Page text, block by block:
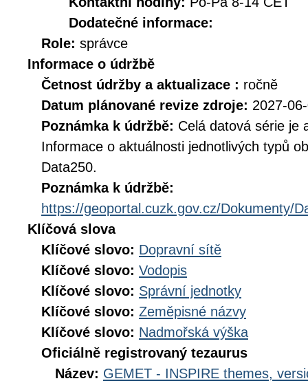
Dodatečné informace:
Role: správce
Informace o údržbě
Četnost údržby a aktualizace : ročně
Datum plánované revize zdroje: 2027-
Poznámka k údržbě: Celá datová série je
Informace o aktuálnosti jednotlivých typů
Data250.
Poznámka k údržbě:
https://geoportal.cuzk.gov.cz/Dokumenty/
Klíčová slova
Klíčové slovo: Dopravní sítě
Klíčové slovo: Vodopis
Klíčové slovo: Správní jednotky
Klíčové slovo: Zeměpisné názvy
Klíčové slovo: Nadmořská výška
Oficiálně registrovaný tezaurus
Název: GEMET - INSPIRE themes,